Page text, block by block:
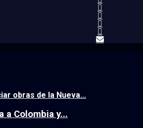
obras de la Nueva...
a Colombia y...